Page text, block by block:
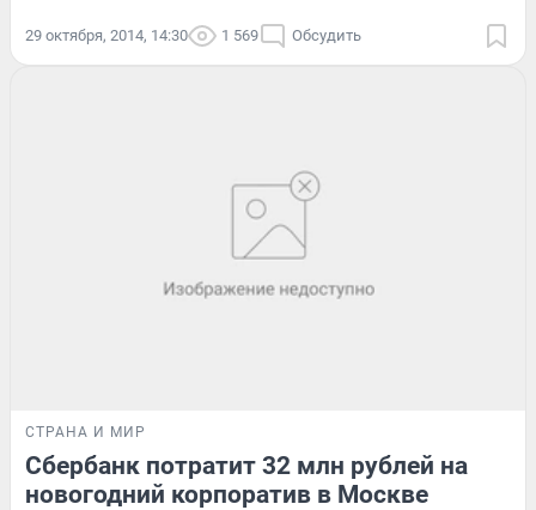
29 октября, 2014, 14:30 1 569 Обсудить
СТРАНА И МИР
Сбербанк потратит 32 млн рублей на
новогодний корпоратив в Москве